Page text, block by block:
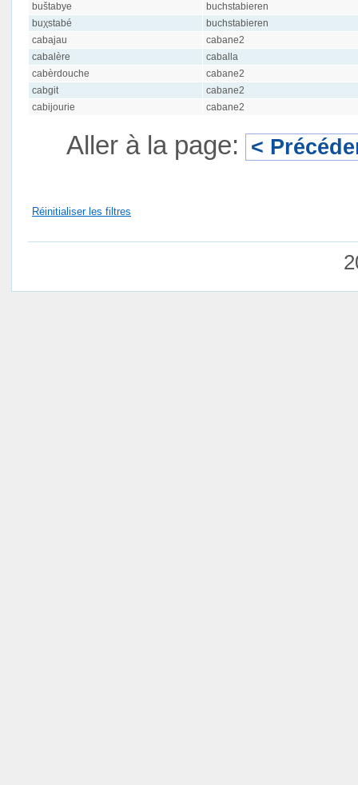
buštabye
buchstabieren
buχstabé
buchstabieren
cabajau
cabane2
cabalère
caballa
cabèrdouche
cabane2
cabgit
cabane2
cabijourie
cabane2
Aller à la page: <
Réinitialiser les filtres